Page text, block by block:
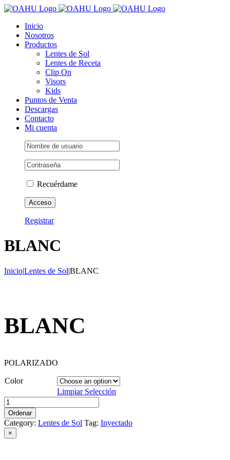
Saltar
contenido
Inicio
Nosotros
Productos
Lentes de Sol
Lentes de Receta
Clip On
Visors
Kids
Puntos de Venta
Descargas
Contacto
Mi cuenta
Recuérdame
Registrar
BLANC
Inicio|Lentes de Sol|BLANC
BLANC
POLARIZADO
Color
Limpiar Selección
BLANC
quantity
Ordenar
Category: Lentes de Sol Tag: Inyectado
Close
product
×